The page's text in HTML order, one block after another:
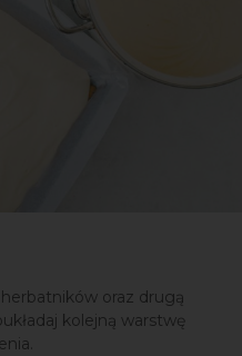
oraz drugą
kolejną warstwę